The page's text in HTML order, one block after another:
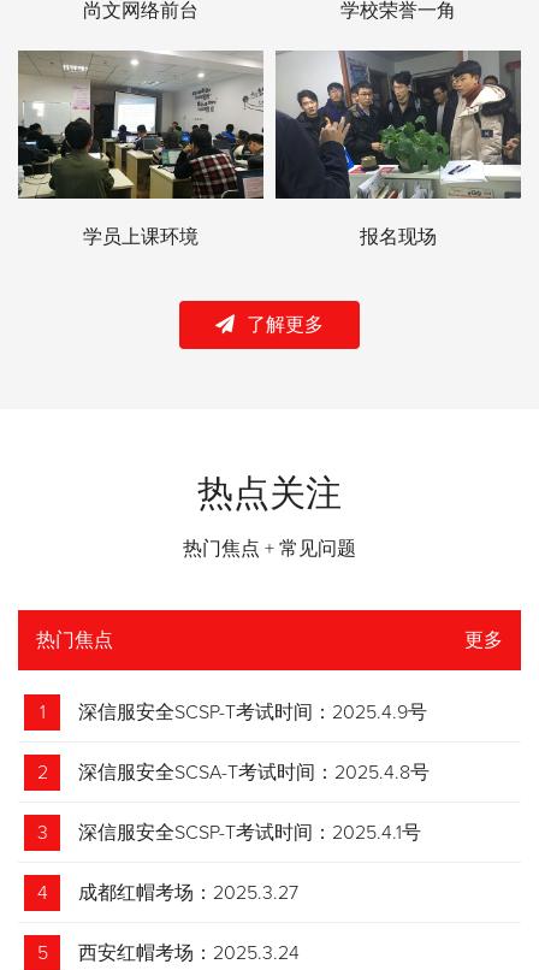
尚文网络前台 学校荣誉一角
学员上课环境 报名现场
了解更多
热点关注
热门焦点 + 常见问题
热门焦点 更多
1 深信服安全SCSP-T考试时间：2025.4.9号
2 深信服安全SCSA-T考试时间：2025.4.8号
3 深信服安全SCSP-T考试时间：2025.4.1号
4 成都红帽考场：2025.3.27
5 西安红帽考场：2025.3.24